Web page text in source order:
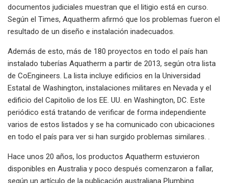
documentos judiciales muestran que el litigio está en curso.
Según el Times, Aquatherm afirmó que los problemas fueron el
resultado de un diseño e instalación inadecuados.
Además de esto, más de 180 proyectos en todo el país han
instalado tuberías Aquatherm a partir de 2013, según otra lista
de CoEngineers. La lista incluye edificios en la Universidad
Estatal de Washington, instalaciones militares en Nevada y el
edificio del Capitolio de los EE. UU. en Washington, DC. Este
periódico está tratando de verificar de forma independiente
varios de estos listados y se ha comunicado con ubicaciones
en todo el país para ver si han surgido problemas similares. .
Hace unos 20 años, los productos Aquatherm estuvieron
disponibles en Australia y poco después comenzaron a fallar,
según un artículo de la publicación australiana Plumbing